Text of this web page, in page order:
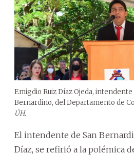
Emigdio Ruiz Díaz Ojeda, intendente
Bernardino, del Departamento de
ÚH.
El intendente de San
Díaz, se refirió a la polémica